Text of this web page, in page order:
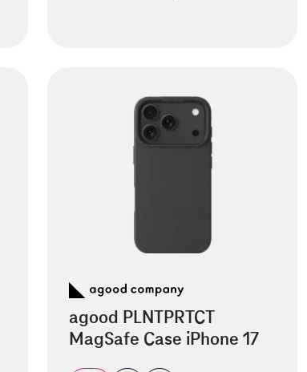
agood PLNTPRTCT
MagSafe Case iPhone 17